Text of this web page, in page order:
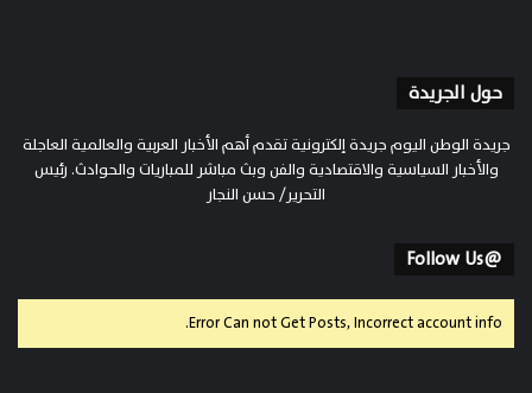
حول الجريدة
جريدة الوطن اليوم جريدة إلكترونية تقدم أهم الأخبار العربية والعالمية العاجلة
والأخبار السياسية والاقتصادية والفن وبث مباشر للمباريات والحوادث. رئيس
التحرير/ حسن النجار
@Follow Us
Error Can not Get Posts, Incorrect account info.